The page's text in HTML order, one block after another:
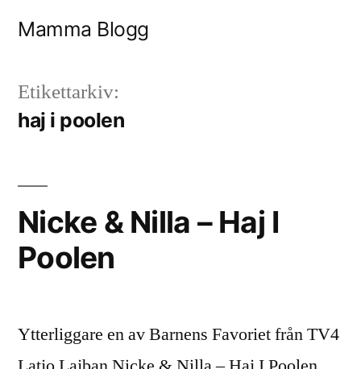
Mamma Blogg
Etikettarkiv:
haj i poolen
Nicke & Nilla – Haj I
Poolen
Ytterliggare en av Barnens Favoriet från TV4